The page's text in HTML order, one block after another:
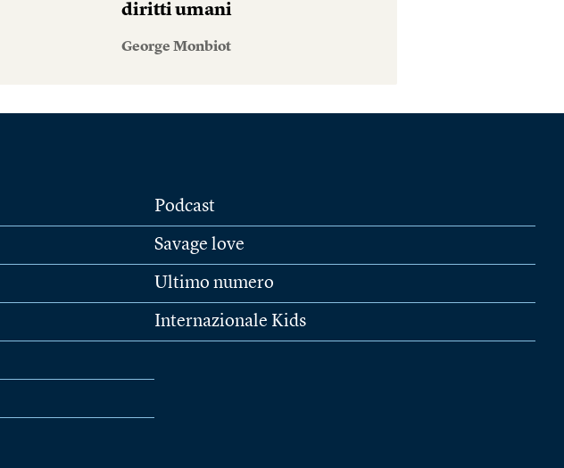
diritti umani
George Monbiot
Podcast
Savage love
Ultimo numero
Internazionale Kids